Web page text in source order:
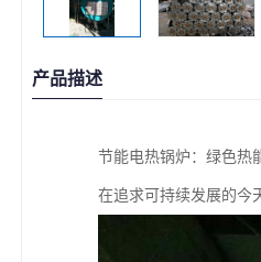
产品描述
节能电热锅炉：绿色热
在追求可持续发展的今